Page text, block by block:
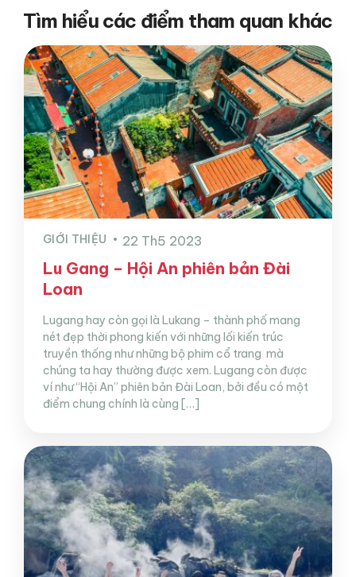
Tìm hiểu các điểm tham quan khác
GIỚI THIỆU 22 Th5 2023
Lu Gang – Hội An phiên bản Đài
Loan
Lugang hay còn gọi là Lukang – thành phố mang
nét đẹp thời phong kiến với những lối kiến trúc
truyền thống như những bộ phim cổ trang mà
chúng ta hay thường được xem. Lugang còn được
ví như “Hội An” phiên bản Đài Loan, bởi đều có một
điểm chung chính là cùng […]